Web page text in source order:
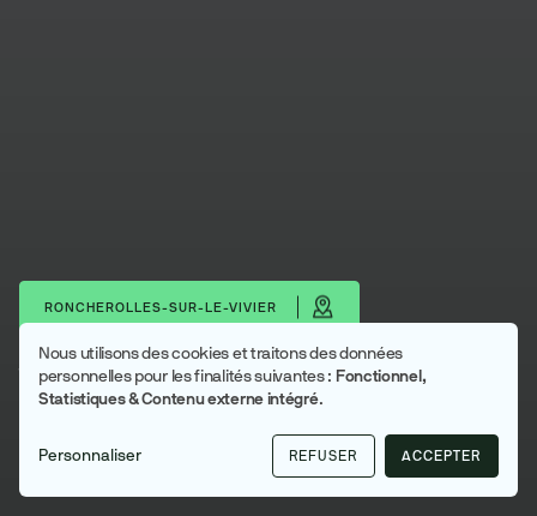
RONCHEROLLES-SUR-LE-VIVIER
Télécharger les portraits
Métropole Rouen Normandie
Utilisation
des
données
personnelles
Nous utilisons des cookies et traitons des données
personnelles pour les finalités suivantes : Fonctionnel,
Statistiques & Contenu externe intégré.
Personnaliser REFUSER ACCEPTER